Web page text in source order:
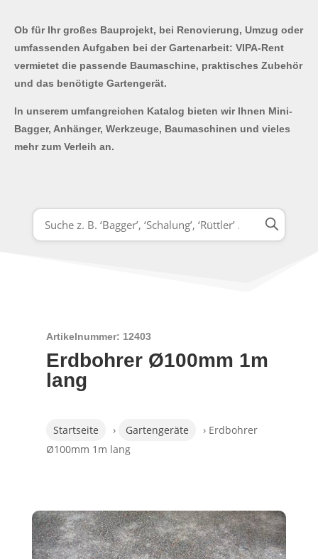
Ob für Ihr großes Bauprojekt, bei Renovierung, Umzug oder
umfassenden Aufgaben bei der Gartenarbeit: VIPA-Rent
vermietet die passende Baumaschine, praktisches Zubehör
und das benötigte Gartengerät.
In unserem umfangreichen Katalog bieten wir Ihnen Mini-
Bagger, Anhänger, Werkzeuge, Baumaschinen und vieles
mehr zum Verleih an.
Artikelnummer: 12403
Erdbohrer Ø100mm 1m
lang
Startseite › Gartengeräte
› Erdbohrer
Ø100mm 1m lang